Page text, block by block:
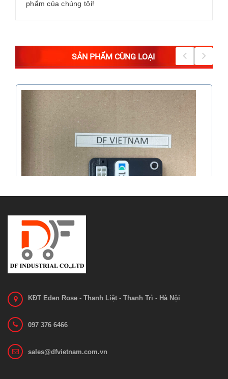
phẩm của chúng tôi!
SẢN PHẨM CÙNG LOẠI
KĐT Eden Rose - Thanh Liệt - Thanh Trì - Hà Nội
097 376 6466
sales@dfvietnam.com.vn